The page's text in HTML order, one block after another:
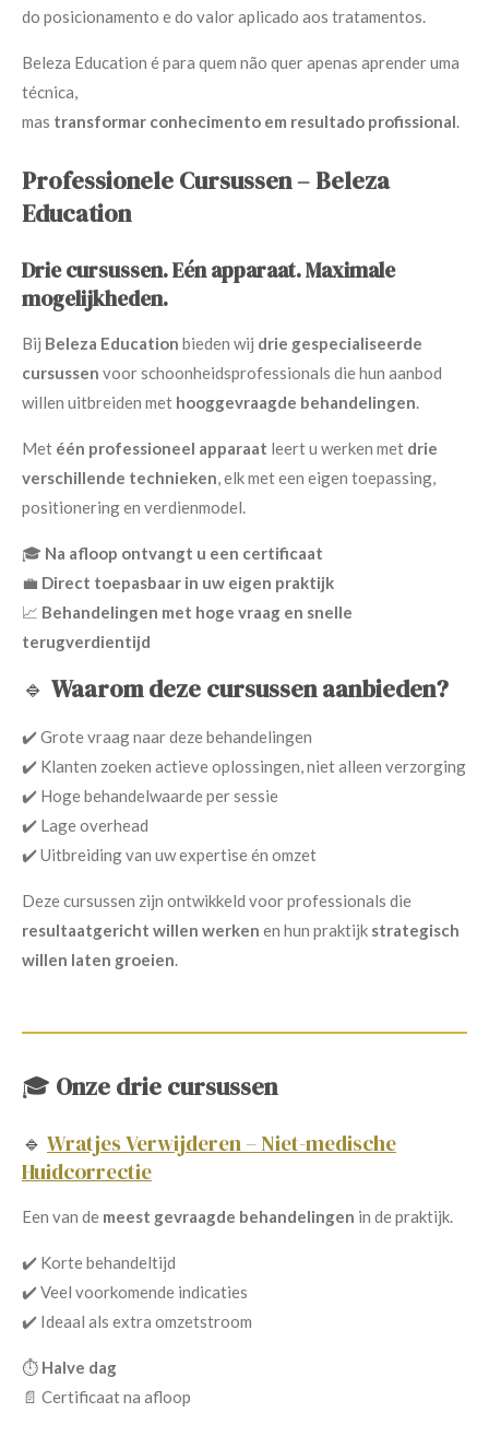
do posicionamento e do valor aplicado aos tratamentos.
Beleza Education é para quem não quer apenas aprender uma
técnica,
mas transformar conhecimento em resultado profissional.
Professionele Cursussen – Beleza
Education
Drie cursussen. Eén apparaat. Maximale
mogelijkheden.
Bij Beleza Education bieden wij drie gespecialiseerde
cursussen voor schoonheidsprofessionals die hun aanbod
willen uitbreiden met hooggevraagde behandelingen.
Met één professioneel apparaat leert u werken met drie
verschillende technieken, elk met een eigen toepassing,
positionering en verdienmodel.
🎓 Na afloop ontvangt u een certificaat
💼 Direct toepasbaar in uw eigen praktijk
📈 Behandelingen met hoge vraag en snelle
terugverdientijd
🔹 Waarom deze cursussen aanbieden?
✔️ Grote vraag naar deze behandelingen
✔️ Klanten zoeken actieve oplossingen, niet alleen verzorging
✔️ Hoge behandelwaarde per sessie
✔️ Lage overhead
✔️ Uitbreiding van uw expertise én omzet
Deze cursussen zijn ontwikkeld voor professionals die
resultaatgericht willen werken en hun praktijk strategisch
willen laten groeien.
🎓 Onze drie cursussen
🔹 Wratjes Verwijderen – Niet-medische
Huidcorrectie
Een van de meest gevraagde behandelingen in de praktijk.
✔️ Korte behandeltijd
✔️ Veel voorkomende indicaties
✔️ Ideaal als extra omzetstroom
⏱️ Halve dag
📄 Certificaat na afloop